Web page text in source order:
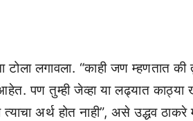
टोला लगावला. “काही जण म्हणतात की
पण तुम्ही जेव्हा या लढ्यात काठ्या
अर्थ होत नाही”, असे उद्धव ठाकरे